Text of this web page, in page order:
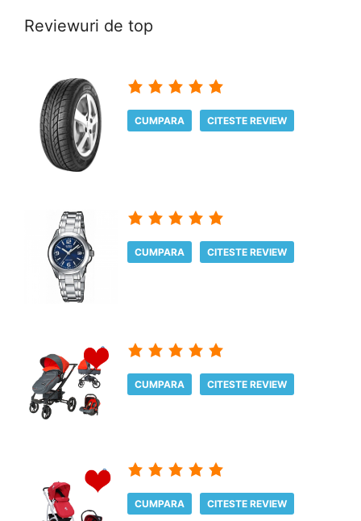
Reviewuri de top
CUMPARA CITESTE REVIEW
CUMPARA CITESTE REVIEW
CUMPARA CITESTE REVIEW
CUMPARA CITESTE REVIEW